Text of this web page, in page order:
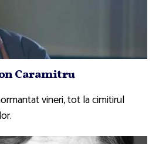
Caramitru
vineri, tot la cimitirul